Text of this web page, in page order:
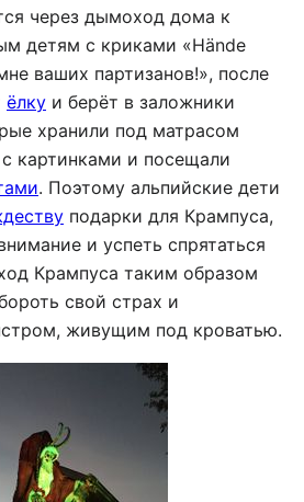
через дымоход дома к
детям с криками «Hände
ваших партизанов!», после
ёлку и берёт в заложники
хранили под матрасом
картинками и посещали
. Поэтому альпийские дети
подарки для Крампуса,
и успеть спрятаться
Крампуса таким образом
свой страх и
живущим под кроватью.